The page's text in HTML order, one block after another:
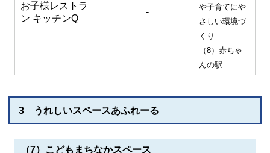
お子様レストラ
ン キッチンQ
-
や子育てにや
さしい環境づ
くり
（8）赤ちゃ
んの駅
3 うれしいスペースあふれーる
（7）こどもまちなかスペース